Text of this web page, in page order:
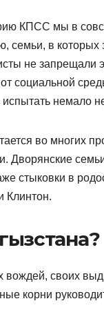
КПСС мы в
семьи, в
не запрещали
социальной
немало
во многих
Дворянские
стыковки в
Клинтон.
своих
корни